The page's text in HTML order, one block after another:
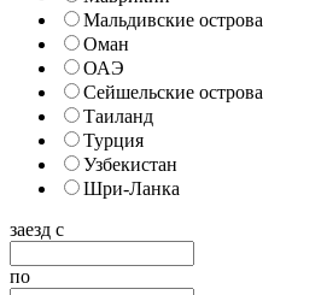
Мальдивские острова
Оман
ОАЭ
Сейшельские острова
Таиланд
Турция
Узбекистан
Шри-Ланка
заезд с
по